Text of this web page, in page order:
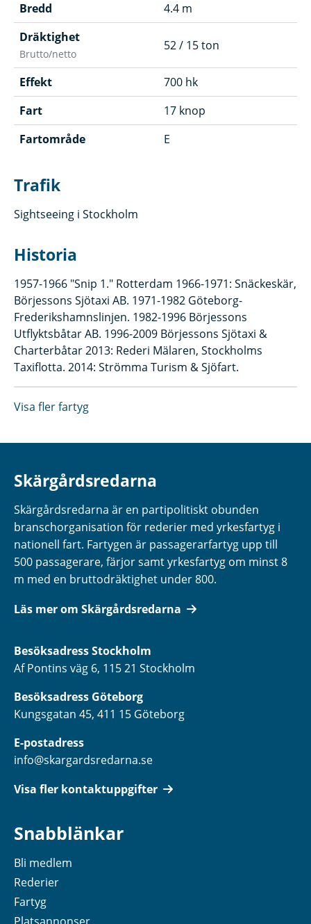
Bredd
4.4 m
Dräktighet
Brutto/netto
52 / 15 ton
Effekt
700 hk
Fart
17 knop
Fartområde
E
Trafik
Sightseeing i Stockholm
Historia
1957-1966 "Snip 1." Rotterdam 1966-1971: Snäckeskär,
Börjessons Sjötaxi AB. 1971-1982 Göteborg-
Frederikshamnslinjen. 1982-1996 Börjessons
Utflyktsbåtar AB. 1996-2009 Börjessons Sjötaxi &
Charterbåtar 2013: Rederi Mälaren, Stockholms
Taxiflotta. 2014: Strömma Turism & Sjöfart.
Visa fler fartyg
Skärgårdsredarna
Skärgårdsredarna är en partipolitiskt obunden
branschorganisation för rederier med yrkesfartyg i
nationell fart. Fartygen är passagerarfartyg upp till
500 passagerare, färjor samt yrkesfartyg om minst 8
m med en bruttodräktighet under 800.
Läs mer om Skärgårdsredarna
BesöksadressStockholm
Af Pontins väg 6, 115 21 Stockholm
Besöksadress Göteborg
Kungsgatan 45, 411 15 Göteborg
E-postadress
info@skargardsredarna.se
Visa fler kontaktuppgifter
Snabblänkar
Bli medlem
Rederier
Fartyg